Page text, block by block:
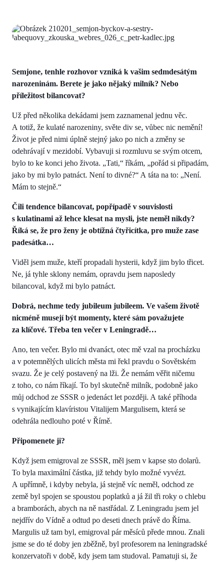
Semjone, tenhle rozhovor vzniká k vašim sedmdesátým
narozeninám. Berete je jako nějaký milník? Nebo
příležitost bilancovat?
Už před několika dekádami jsem zaznamenal jednu věc.
A totiž, že kulaté narozeniny, světe div se, vůbec nic nemění!
Život je před nimi úplně stejný jako po nich a změny se
odehrávají v mezidobí. Vybavuji si rozmluvu se svým otcem,
bylo to ke konci jeho života. „Tati,“ říkám, „pořád si připadám,
jako by mi bylo patnáct. Není to divné?“ A táta na to: „Není.
Mám to stejně.“
Čili tendence bilancovat, popřípadě v souvislosti
s kulatinami až lehce klesat na mysli, jste neměl nikdy?
Říká se, že pro ženy je obtížná čtyřicítka, pro muže zase
padesátka…
Viděl jsem muže, kteří propadali hysterii, když jim bylo třicet.
Ne, já tyhle sklony nemám, opravdu jsem naposledy
bilancoval, když mi bylo patnáct.
Dobrá, nechme tedy jubileum jubileem. Ve vašem životě
nicméně musejí být momenty, které sám považujete
za klíčové. Třeba ten večer v Leningradě…
Ano, ten večer. Bylo mi dvanáct, otec mě vzal na procházku
a v potemnělých ulicích města mi řekl pravdu o Sovětském
svazu. Že je celý postavený na lži. Že nemám věřit ničemu
z toho, co nám říkají. To byl skutečně milník, podobně jako
můj odchod ze SSSR o jedenáct let později. A také příhoda
s vynikajícím klavíristou Vitalijem Margulisem, která se
odehrála nedlouho poté v Římě.
Připomenete ji?
Když jsem emigroval ze SSSR, měl jsem v kapse sto dolarů.
To byla maximální částka, již tehdy bylo možné vyvézt.
A upřímně, i kdyby nebyla, já stejně víc neměl, odchod ze
země byl spojen se spoustou poplatků a já žil tři roky o chlebu
a bramborách, abych na ně nastřádal. Z Leningradu jsem jel
nejdřív do Vídně a odtud po deseti dnech právě do Říma.
Margulis už tam byl, emigroval pár měsíců přede mnou. Znali
jsme se do té doby jen zběžně, byl profesorem na leningradské
konzervatoři v době, kdy jsem tam studoval. Pamatuji si, že